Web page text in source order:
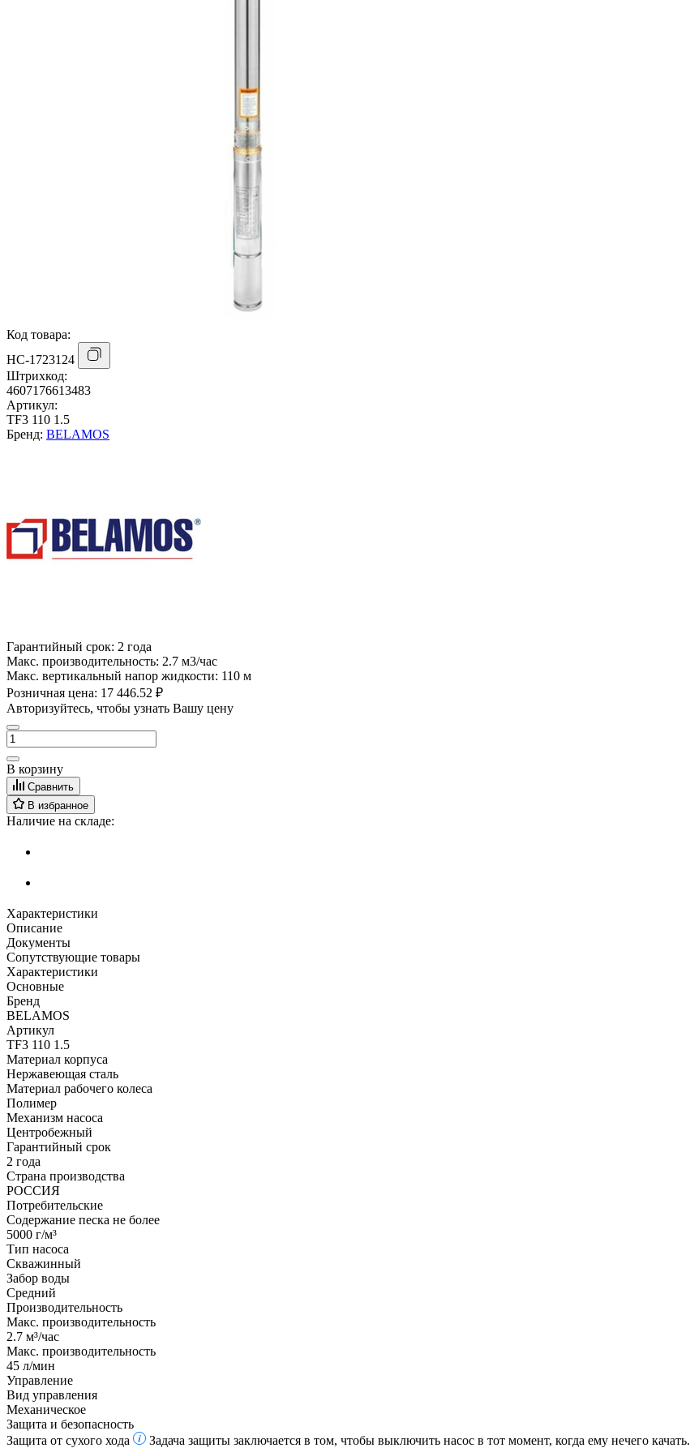
Код товара:
НС-1723124
Штрихкод:
4607176613483
Артикул:
TF3 110 1.5
Бренд: BELAMOS
Гарантийный срок: 2 года
Макс. производительность: 2.7 м3/час
Макс. вертикальный напор жидкости: 110 м
Розничная цена: 17 446.52 ₽
Авторизуйтесь, чтобы узнать Вашу цену
В корзину
Сравнить
В избранное
Наличие на складе:
Характеристики
Описание
Документы
Сопутствующие товары
Характеристики
Основные
Бренд
BELAMOS
Артикул
TF3 110 1.5
Материал корпуса
Нержавеющая сталь
Материал рабочего колеса
Полимер
Механизм насоса
Центробежный
Гарантийный срок
2 года
Страна производства
РОССИЯ
Потребительские
Содержание песка не более
5000 г/м³
Тип насоса
Скважинный
Забор воды
Средний
Производительность
Макс. производительность
2.7 м³/час
Макс. производительность
45 л/мин
Управление
Вид управления
Механическое
Защита и безопасность
Защита от сухого хода
Задача защиты заключается в том, чтобы выключить насос в тот момент, когда ему нечего качать.